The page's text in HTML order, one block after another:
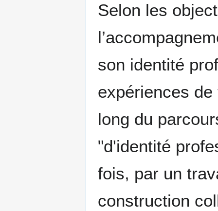
Selon les
son identité
expériences
long du
"d'identité
fois, par un
construction